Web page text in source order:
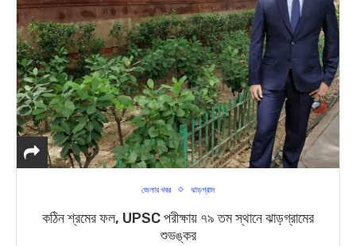
জেলার খবর ঝাড়গ্রাম
কঠিন শ্রমের ফল, UPSC পরীক্ষায় ৭৯ তম স্থানে ঝাড়গ্রামের
শুভঙ্কর